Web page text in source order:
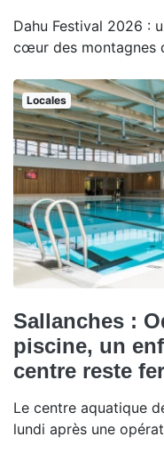
Dahu Festival 2026 :
cœur des montagnes
Locales
Sallanches :
piscine, un
centre reste
Le centre aquatique
lundi après une